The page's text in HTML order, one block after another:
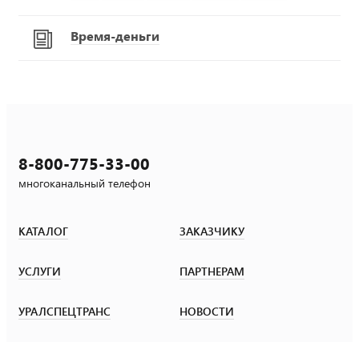
Время-деньги
8-800-775-33-00
многоканальный телефон
КАТАЛОГ ЗАКАЗЧИКУ
УСЛУГИ ПАРТНЕРАМ
УРАЛСПЕЦТРАНС НОВОСТИ